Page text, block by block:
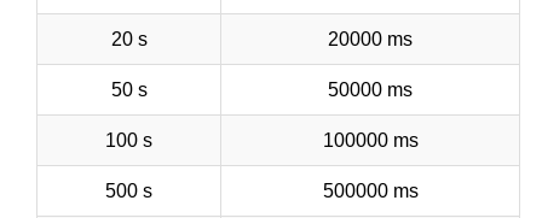
20 s 20000 ms
50 s 50000 ms
100 s 100000 ms
500 s 500000 ms